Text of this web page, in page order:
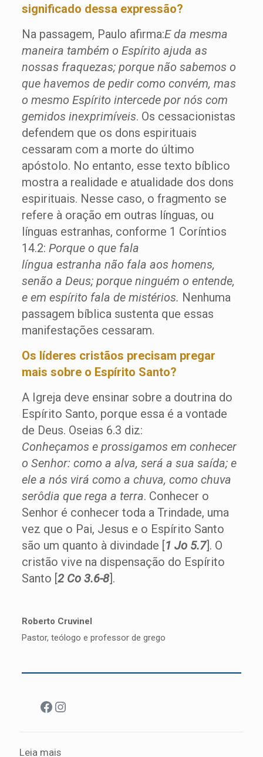
significado dessa expressão?
Na passagem, Paulo afirma:E da mesma
maneira também o Espírito ajuda as
nossas fraquezas; porque não sabemos o
que havemos de pedir como convém, mas
o mesmo Espírito intercede por nós com
gemidos inexprimíveis. Os cessacionistas
defendem que os dons espirituais
cessaram com a morte do último
apóstolo. No entanto, esse texto bíblico
mostra a realidade e atualidade dos dons
espirituais. Nesse caso, o fragmento se
refere à oração em outras línguas, ou
línguas estranhas, conforme 1 Coríntios
14.2: Porque o que fala
língua estranha não fala aos homens,
senão a Deus; porque ninguém o entende,
e em espírito fala de mistérios. Nenhuma
passagem bíblica sustenta que essas
manifestações cessaram.
Os líderes cristãos precisam pregar
mais sobre o Espírito Santo?
A Igreja deve ensinar sobre a doutrina do
Espírito Santo, porque essa é a vontade
de Deus. Oseias 6.3 diz:
Conheçamos e prossigamos em conhecer
o Senhor: como a alva, será a sua saída; e
ele a nós virá como a chuva, como chuva
serôdia que rega a terra. Conhecer o
Senhor é conhecer toda a Trindade, uma
vez que o Pai, Jesus e o Espírito Santo
são um quanto à divindade [1 Jo 5.7]. O
cristão vive na dispensação do Espírito
Santo [2 Co 3.6-8].
Roberto Cruvinel
Pastor, teólogo e professor de grego
Facebook
Instagram
Leia mais